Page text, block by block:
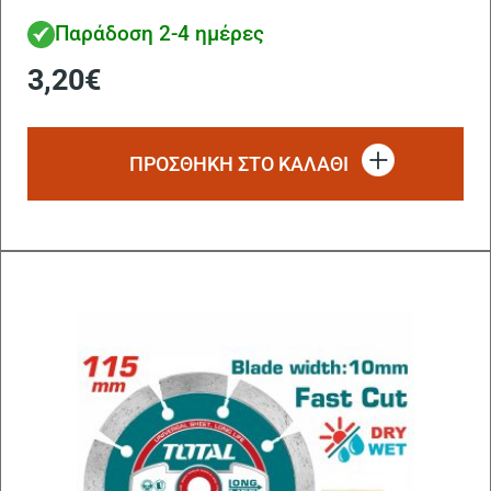
Παράδοση 2-4 ημέρες
3,20€
ΠΡΟΣΘΗΚΗ ΣΤΟ ΚΑΛΑΘΙ